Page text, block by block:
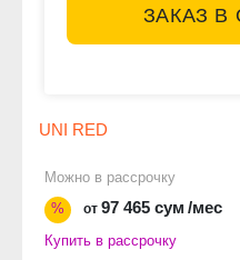
ЗАКАЗ В
UNI RED
Можно в рассрочку
%
от 97 465 сум /мес
Купить в рассрочку